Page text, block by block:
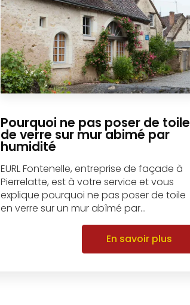
Pourquoi ne pas poser de toile
de verre sur mur abimé par
humidité
EURL Fontenelle, entreprise de façade à
Pierrelatte, est à votre service et vous
explique pourquoi ne pas poser de toile
en verre sur un mur abîmé par...
En savoir plus